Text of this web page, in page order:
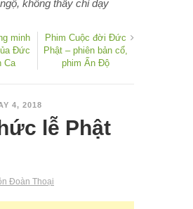
không thầy chỉ dạy
minh
Đức
Ca
Phim Cuộc đời Đức
Phật – phiên bản cổ,
phim Ấn Độ
4, 2018
lễ Phật
Đoàn Thoại